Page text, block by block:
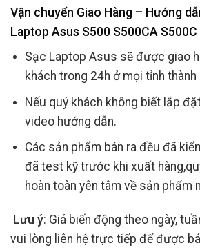
Vận chuyển Giao Hàng – Hướng
Laptop Asus S500 S500CA S500C
Sạc Laptop Asus sẽ được giao
khách trong 24h ở mọi tỉnh thành
Nếu quý khách không biết lắp
video hướng dẫn.
Các sản phẩm bán ra đều đã
đã test kỹ trước khi xuất
hoàn toàn yên tâm về sản phẩm
Lưu ý: Giá biến động theo ngày,
vui lòng liên hệ trực tiếp để được